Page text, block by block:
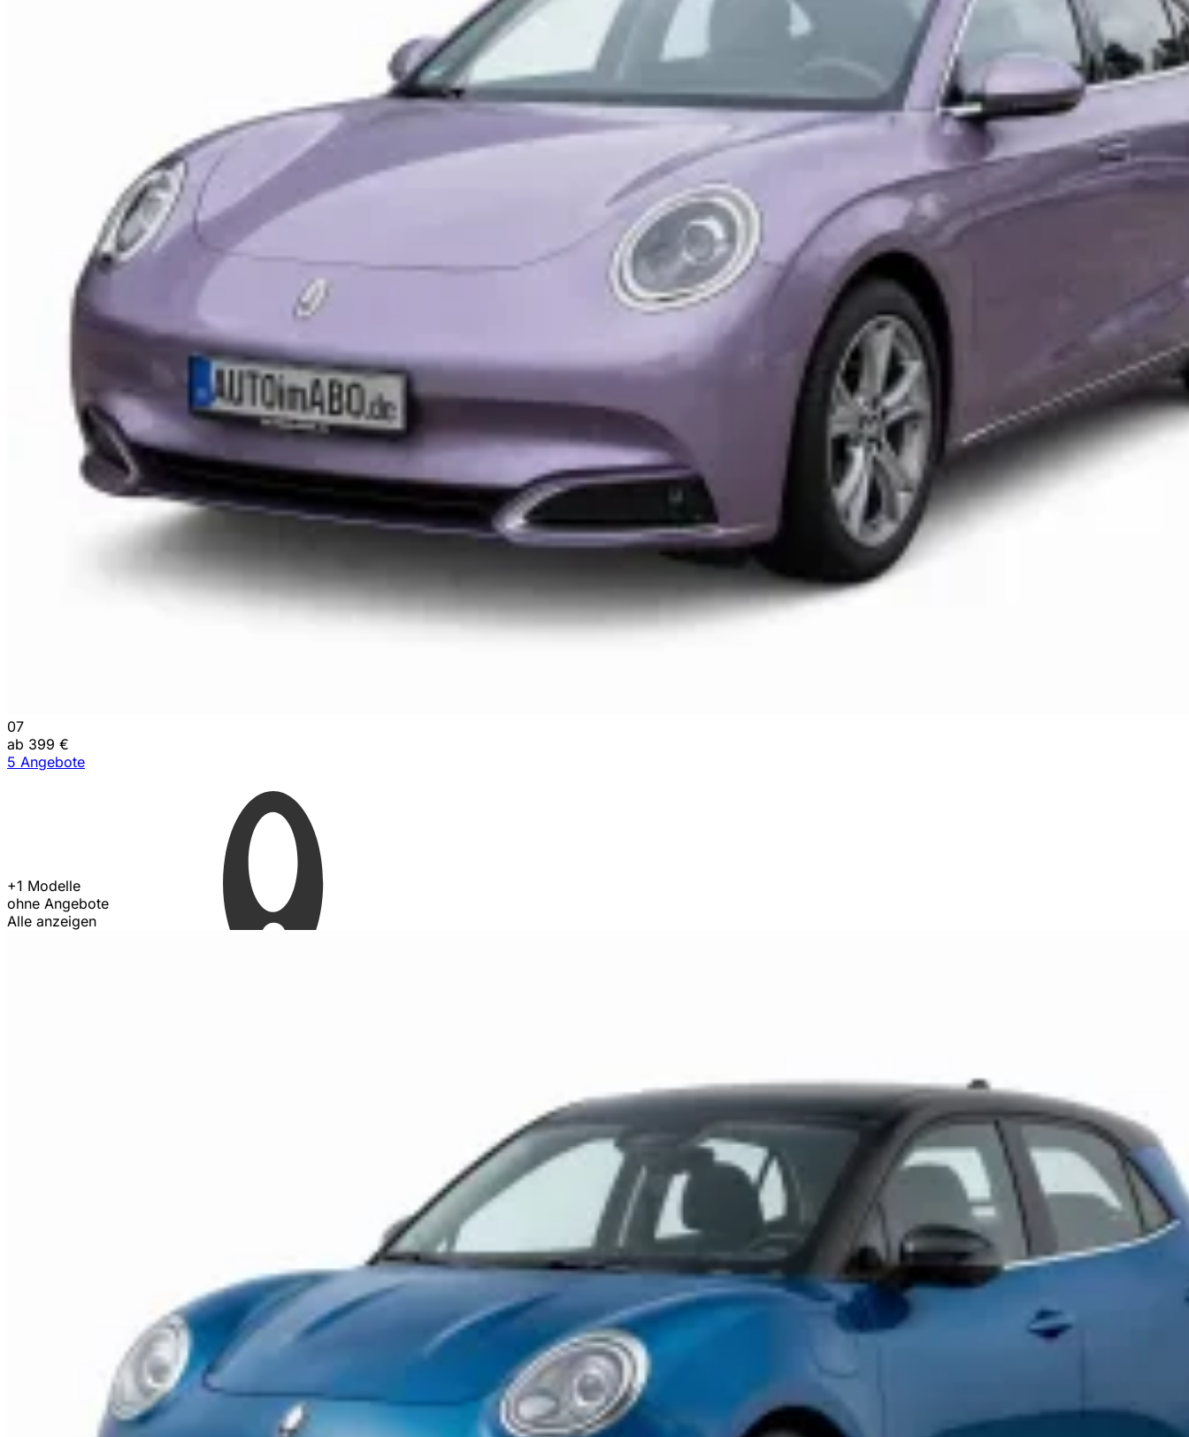
07
ab 399 €
5 Angebote
+1 Modelle
ohne Angebote
Alle anzeigen